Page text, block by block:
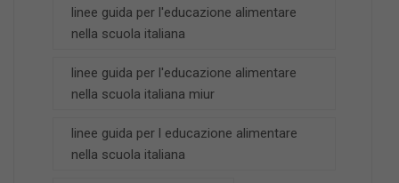
linee guida per l'educazione alimentare
nella scuola italiana
linee guida per l'educazione alimentare
nella scuola italiana miur
linee guida per l educazione alimentare
nella scuola italiana